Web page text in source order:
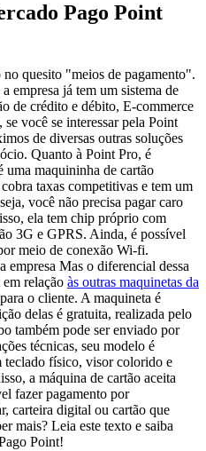
Pago Point
quesito "meios de pagamento".
empresa já tem um sistema de
de crédito e débito, E-commerce
você se interessar pela Point
de diversas outras soluções
Quanto à Point Pro, é
uma maquininha de cartão
taxas competitivas e tem um
você não precisa pagar caro
ela tem chip próprio com
3G e GPRS. Ainda, é possível
meio de conexão Wi-fi.
empresa Mas o diferencial dessa
relação às outras maquinetas da
o cliente. A maquineta é
delas é gratuita, realizada pelo
também pode ser enviado por
técnicas, seu modelo é
físico, visor colorido e
a máquina de cartão aceita
fazer pagamento por
carteira digital ou cartão que
mais? Leia este texto e saiba
Point!